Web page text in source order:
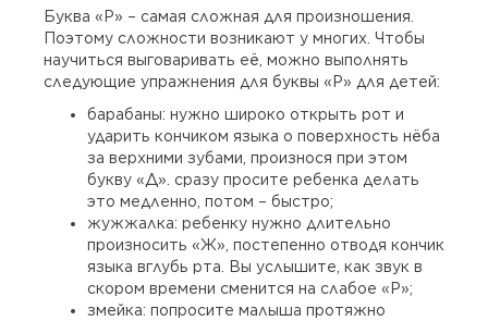
Буква «Р» – самая сложная для произношения.
Поэтому сложности возникают у многих. Чтобы
научиться выговаривать её, можно выполнять
следующие упражнения для буквы «Р» для детей:
барабаны: нужно широко открыть рот и
ударить кончиком языка о поверхность нёба
за верхними зубами, произнося при этом
букву «Д». сразу просите ребенка делать
это медленно, потом – быстро;
жужжалка: ребенку нужно длительно
произносить «Ж», постепенно отводя кончик
языка вглубь рта. Вы услышите, как звук в
скором времени сменится на слабое «Р»;
змейка: попросите малыша протяжно